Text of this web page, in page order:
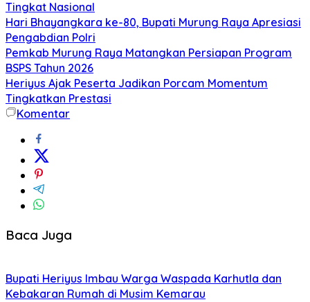
Tingkat Nasional
Hari Bhayangkara ke-80, Bupati Murung Raya Apresiasi
Pengabdian Polri
Pemkab Murung Raya Matangkan Persiapan Program
BSPS Tahun 2026
Heriyus Ajak Peserta Jadikan Porcam Momentum
Tingkatkan Prestasi
Komentar
Baca Juga
Bupati Heriyus Imbau Warga Waspada Karhutla dan
Kebakaran Rumah di Musim Kemarau